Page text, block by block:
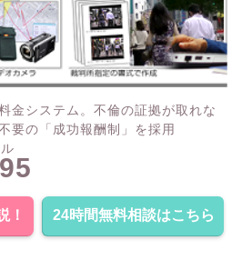
金システム。不倫の証拠が取れな
要の「成功報酬制」を採用
！ 24時間無料相談はこちら